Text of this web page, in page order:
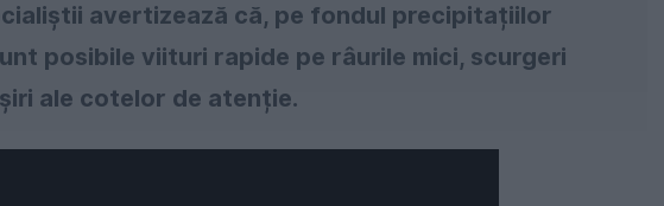
avertizează că, pe fondul precipitațiilor
posibile viituri rapide pe râurile mici, scurgeri
ale cotelor de atenție.